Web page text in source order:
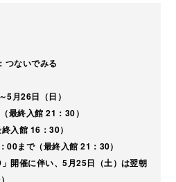
つないでみる
5月26日（日）
最終入館 21：30）
入館 16：30）
まで（最終入館 21：30）
開催に伴い、5月25日（土）は翌朝